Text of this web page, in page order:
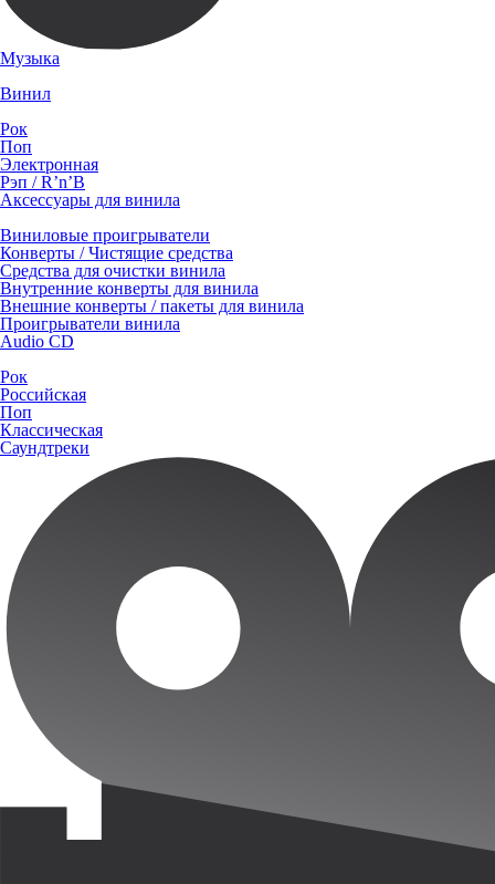
Музыка
Винил
Рок
Поп
Электронная
Рэп / R’n’B
Аксессуары для винила
Виниловые проигрыватели
Конверты / Чистящие средства
Средства для очистки винила
Внутренние конверты для винила
Внешние конверты / пакеты для винила
Проигрыватели винила
Audio CD
Рок
Российская
Поп
Классическая
Саундтреки